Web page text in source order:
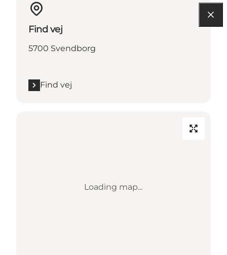
Find vej
5700 Svendborg
Find vej
Loading map...